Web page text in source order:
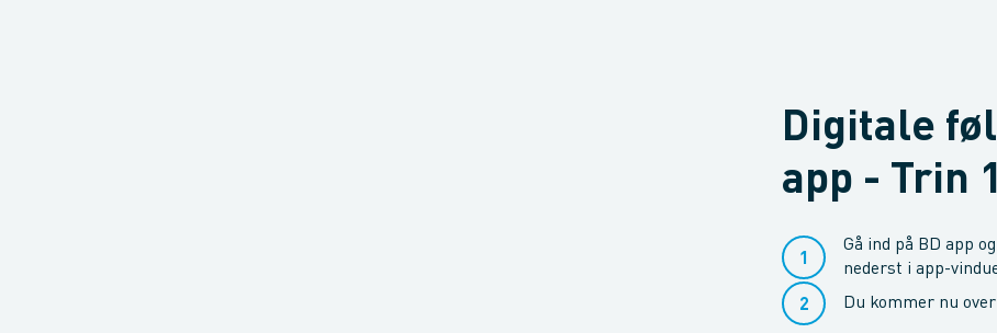
Digitale
app - Trin 1
Gå ind på BD app
nederst i app-
Du kommer nu